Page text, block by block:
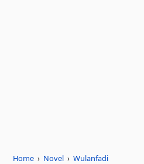
Home › Novel ›Wulanfadi